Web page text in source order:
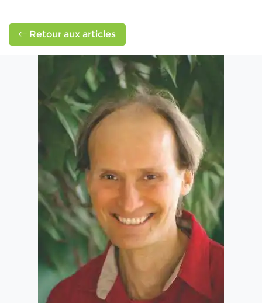
Retour aux articles